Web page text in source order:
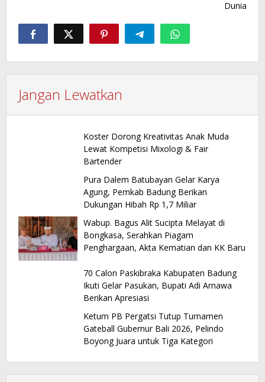
Dunia
Jangan Lewatkan
Koster Dorong Kreativitas Anak Muda
Lewat Kompetisi Mixologi & Fair
Bartender
Pura Dalem Batubayan Gelar Karya
Agung, Pemkab Badung Berikan
Dukungan Hibah Rp 1,7 Miliar
Wabup. Bagus Alit Sucipta Melayat di
Bongkasa, Serahkan Piagam
Penghargaan, Akta Kematian dan KK Baru
70 Calon Paskibraka Kabupaten Badung
Ikuti Gelar Pasukan, Bupati Adi Arnawa
Berikan Apresiasi
Ketum PB Pergatsi Tutup Turnamen
Gateball Gubernur Bali 2026, Pelindo
Boyong Juara untuk Tiga Kategori